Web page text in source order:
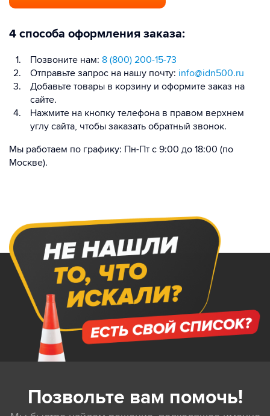
4 способа оформления заказа:
Позвоните нам: 8 (800) 200-15-73
Отправьте запрос на нашу почту: info@idn500.ru
Добавьте товары в корзину и оформите заказ на
сайте.
Нажмите на кнопку телефона в правом верхнем
углу сайта, чтобы заказать обратный звонок.
Мы работаем по графику: Пн-Пт с 9:00 до 18:00 (по
Москве).
Позвольте вам помочь!